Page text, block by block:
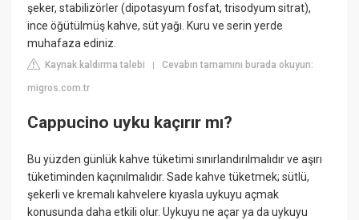
şeker, stabilizörler (dipotasyum fosfat, trisodyum sitrat),
ince öğütülmüş kahve, süt yağı. Kuru ve serin yerde
muhafaza ediniz.
Kaynak kaldırma talebi |Cevabın tamamını burada okuyun:
migros.com.tr
Cappucino uyku kaçırır mı?
Bu yüzden günlük kahve tüketimi sınırlandırılmalıdır ve aşırı
tüketiminden kaçınılmalıdır. Sade kahve tüketmek; sütlü,
şekerli ve kremalı kahvelere kıyasla uykuyu açmak
konusunda daha etkili olur. Uykuyu ne açar ya da uykuyu